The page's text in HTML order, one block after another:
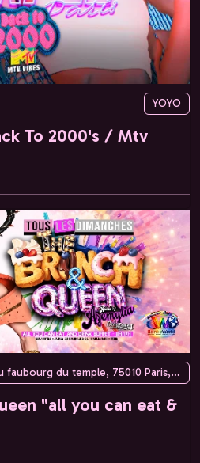
YOYO
To 2000's / Mtv
77, rue du faubourg du temple, 75010 Paris, France
"all you can eat &